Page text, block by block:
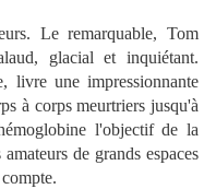
Le remarquable, Tom
glacial et inquiétant.
livre une impressionnante
à corps meurtriers jusqu'à
l'objectif de la
de grands espaces